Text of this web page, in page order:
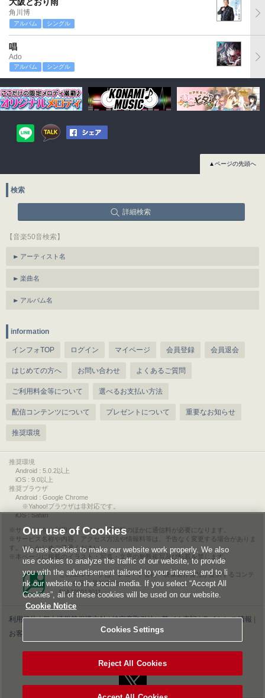
角川博
アルバム シングル
唱
Ado
アルバム シングル
▲ページの先頭へ
検索
詳細検索
【音楽50音検索】
アーティスト名
楽曲名
アルバム名
information
インフォTOP ログイン マイページ 会員登録 会員退会
はじめての方へ お問い合わせ よくあるご質問
ご利用料金等について 選べるお支払い方法
配信コンテンツについて プレゼントについて 重要なお知らせ
推奨環境
推奨環境
Android : 5.0.2以上
iOS : 9.0以上
推奨ブラウザ
Android : Google Chrome
※Yahoo!ブラウザは非対応です。
iOS : Safari
サービスをご利用されるには、情報料のほかに通信料が必要になります。
サービス名称や内容、アクセス方法や情報料等は、予告なく変更する場合がありま
す。あらかじめご了承ください。
本ページに掲載のイラスト・写真・文章の無断複写及び転載を禁じます。
このエルマークは、レコード会社・映像製作会社が提供するコンテ
ンツを示す登録商標です。
RIAJ00013011
利用規約|個人情報等保護方針|特定商取引法に基づく表記|ライセンス情報
お客様情報の外部送信について|Cookies Settings
Our use of Cookies
We use cookies to make our website work properly. We also
use cookies to analyze the traffic of our website, to provide
you with the advertisement tailored to your interest, and to li
nk our website to the social media. If you select “Accept All
Cookies”, all of these cookies will be used on our website.
Cookie Notice
Cookies Settings
Reject All Cookies